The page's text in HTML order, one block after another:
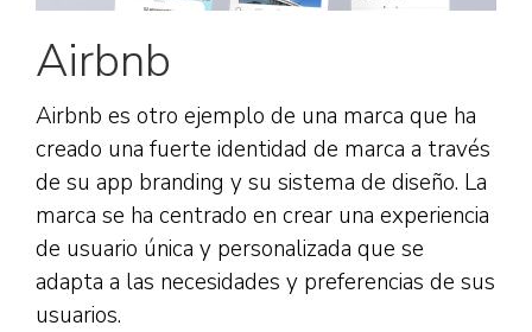
Airbnb
Airbnb es otro ejemplo de una marca que ha
creado una fuerte identidad de marca a través
de su app branding y su sistema de diseño. La
marca se ha centrado en crear una experiencia
de usuario única y personalizada que se
adapta a las necesidades y preferencias de sus
usuarios.